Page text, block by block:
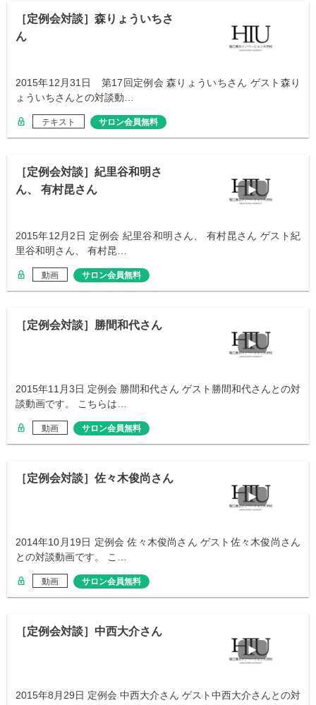
［定例会対談］森りょういちさ
ん
2015年12月31日 第17回定例会 森りょういちさん ゲスト森り
ょういちさんとの対談動…
テキスト サロン会員無料
［定例会対談］紀里谷和明さ
ん、 有村昆さん
2015年12月2日 定例会 紀里谷和明さん、 有村昆さん ゲスト紀
里谷和明さん、 有村昆…
動画 サロン会員無料
［定例会対談］勝間和代さん
2015年11月3日 定例会 勝間和代さん ゲスト勝間和代さんとの対
談動画です。 こちらは…
動画 サロン会員無料
［定例会対談］佐々木俊尚さん
2014年10月19日 定例会 佐々木俊尚さん ゲスト佐々木俊尚さん
との対談動画です。 こ…
動画 サロン会員無料
［定例会対談］中西大介さん
2015年8月29日 定例会 中西大介さん ゲスト中西大介さんとの対